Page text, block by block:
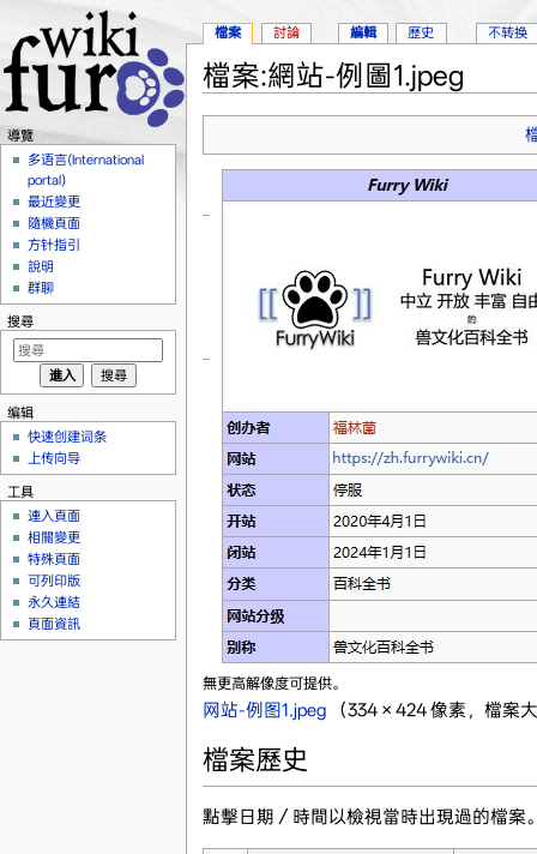
檔案:網站-例圖1.jpeg
無更高解像度可提供。
网站-例图1.jpeg‎ （334 × 424 像素，檔案
檔案歷史
點擊日期／時間以檢視當時出現過的檔案
檔案 討論 編輯 歷史 不转换
導覽
多语言(International
portal)
最近變更
隨機頁面
方针指引
說明
群聊
搜尋
编辑
快速创建词条
上传向导
工具
連入頁面
相關變更
特殊頁面
可列印版
永久連結
頁面資訊